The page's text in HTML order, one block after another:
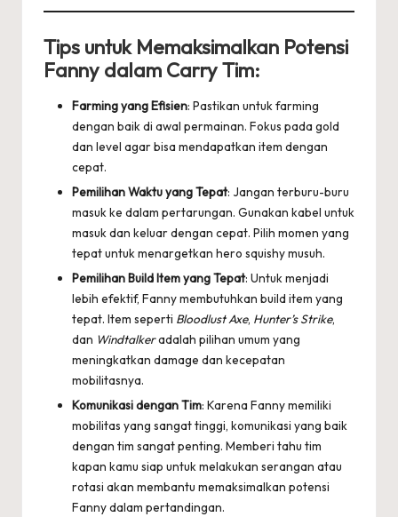
Tips untuk Memaksimalkan Potensi
Fanny dalam Carry Tim:
Farming yang Efisien: Pastikan untuk farming
dengan baik di awal permainan. Fokus pada gold
dan level agar bisa mendapatkan item dengan
cepat.
Pemilihan Waktu yang Tepat: Jangan terburu-buru
masuk ke dalam pertarungan. Gunakan kabel untuk
masuk dan keluar dengan cepat. Pilih momen yang
tepat untuk menargetkan hero squishy musuh.
Pemilihan Build Item yang Tepat: Untuk menjadi
lebih efektif, Fanny membutuhkan build item yang
tepat. Item seperti Bloodlust Axe, Hunter’s Strike,
dan Windtalkeradalah pilihan umum yang
meningkatkan damage dan kecepatan
mobilitasnya.
Komunikasi dengan Tim: Karena Fanny memiliki
mobilitas yang sangat tinggi, komunikasi yang baik
dengan tim sangat penting. Memberi tahu tim
kapan kamu siap untuk melakukan serangan atau
rotasi akan membantu memaksimalkan potensi
Fanny dalam pertandingan.